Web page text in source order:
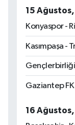
15
Konyaspor -
Kasımpaşa -
Gençlerbirliği
Gaziantep
16